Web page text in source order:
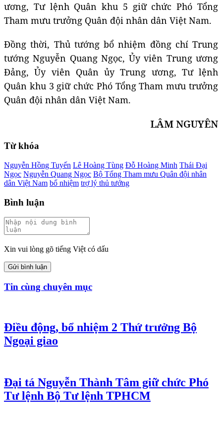
ương, Tư lệnh Quân khu 5 giữ chức Phó Tổng
Tham mưu trưởng Quân đội nhân dân Việt Nam.
Đồng thời, Thủ tướng bổ nhiệm đồng chí Trung
tướng Nguyễn Quang Ngọc, Ủy viên Trung ương
Đảng, Ủy viên Quân ủy Trung ương, Tư lệnh
Quân khu 3 giữ chức Phó Tổng Tham mưu trưởng
Quân đội nhân dân Việt Nam.
LÂM NGUYÊN
Từ khóa
Nguyễn Hồng Tuyến Lê Hoàng Tùng Đỗ Hoàng Minh Thái Đại
Ngọc Nguyễn Quang Ngọc Bộ Tổng Tham mưu Quân đội nhân
dân Việt Nam bổ nhiệm trợ lý thủ tướng
Bình luận
Xin vui lòng gõ tiếng Việt có dấu
Gửi bình luận
Tin cùng chuyên mục
Điều động, bổ nhiệm 2 Thứ trưởng Bộ
Ngoại giao
Đại tá Nguyễn Thành Tâm giữ chức Phó
Tư lệnh Bộ Tư lệnh TPHCM